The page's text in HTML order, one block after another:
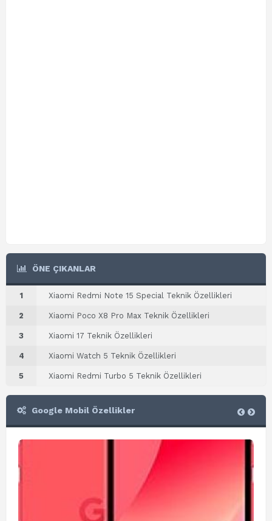
ÖNE ÇIKANLAR
1 Xiaomi Redmi Note 15 Special Teknik Özellikleri
2 Xiaomi Poco X8 Pro Max Teknik Özellikleri
3 Xiaomi 17 Teknik Özellikleri
4 Xiaomi Watch 5 Teknik Özellikleri
5 Xiaomi Redmi Turbo 5 Teknik Özellikleri
Google Mobil Özellikler